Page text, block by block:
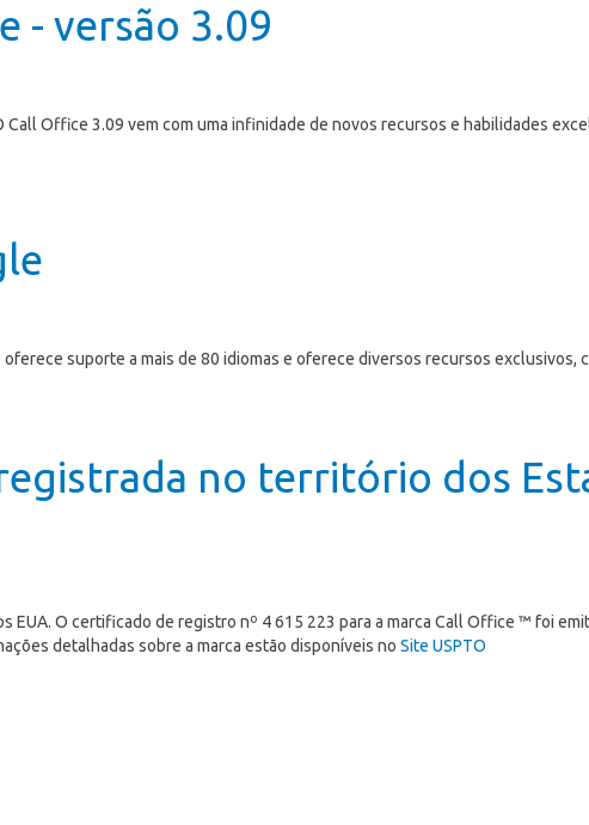
- versão 3.09
Office 3.09 vem com uma infinidade de novos recursos e habilidades
suporte a mais de 80 idiomas e oferece diversos recursos exclusivos,
no território dos
O certificado de registro nº 4 615 223 para a marca Call Office ™ foi
detalhadas sobre a marca estão disponíveis no Site USPTO